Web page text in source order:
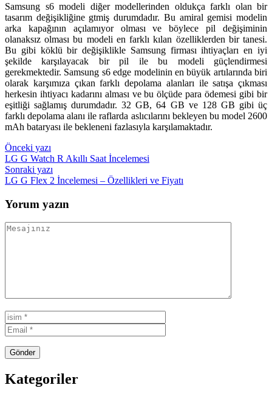
Samsung s6 modeli diğer modellerinden oldukça farklı olan bir
tasarım değişikliğine gtmiş durumdadır. Bu amiral gemisi modelin
arka kapağının açılamıyor olması ve böylece pil değişiminin
olanaksız olması bu modeli en farklı kılan özelliklerden bir tanesi.
Bu gibi köklü bir değişiklikle Samsung firması ihtiyaçları en iyi
şekilde karşılayacak bir pil ile bu modeli güçlendirmesi
gerekmektedir. Samsung s6 edge modelinin en büyük artılarında biri
olarak karşımıza çıkan farklı depolama alanları ile satışa çıkması
herkesin ihtiyacı kadarını alması ve bu ölçüde para ödemesi gibi bir
eşitliği sağlamış durumdadır. 32 GB, 64 GB ve 128 GB gibi üç
farklı depolama alanı ile raflarda aslıcılarını bekleyen bu model 2600
mAh bataryası ile bekleneni fazlasıyla karşılamaktadır.
Yazı
gezinmesi
Önceki yazı
LG G Watch R Akıllı Saat İncelemesi
Sonraki yazı
LG G Flex 2 İncelemesi – Özellikleri ve Fiyatı
Yorum yazın
Kategoriler